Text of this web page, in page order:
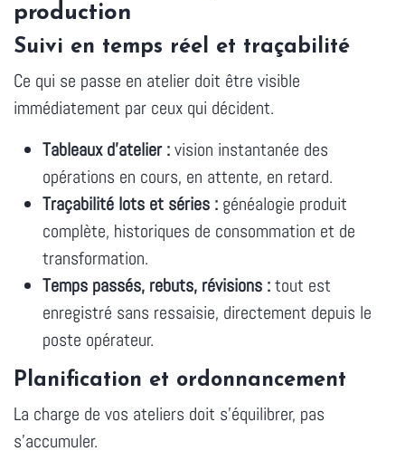
production
Suivi en temps réel et traçabilité
Ce qui se passe en atelier doit être visible
immédiatement par ceux qui décident.
Tableaux d'atelier :vision instantanée des
opérations en cours, en attente, en retard.
Traçabilité lots et séries : généalogie produit
complète, historiques de consommation et de
transformation.
Temps passés, rebuts, révisions :tout est
enregistré sans ressaisie, directement depuis le
poste opérateur.
Planification et ordonnancement
La charge de vos ateliers doit s'équilibrer, pas
s'accumuler.